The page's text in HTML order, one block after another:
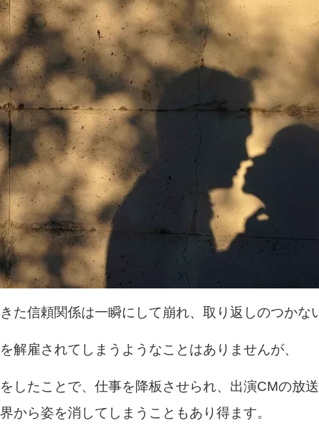
た信頼関係は一瞬にして崩れ、取り返しのつかな
解雇されてしまうようなことはありませんが、
したことで、仕事を降板させられ、出演CMの放
から姿を消してしまうこともあり得ます。